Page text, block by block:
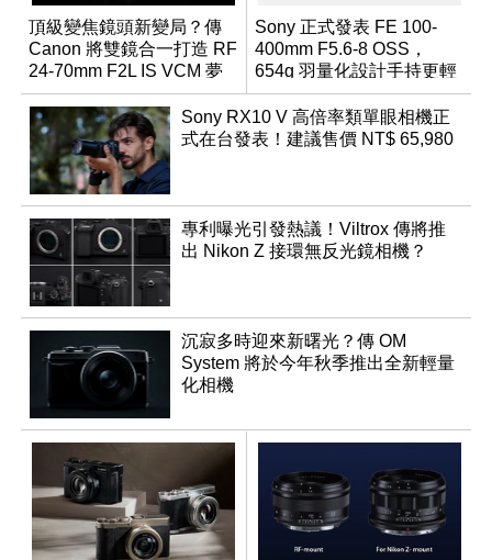
頂級變焦鏡頭新變局？傳
Canon 將雙鏡合一打造 RF
24-70mm F2L IS VCM 夢
幻規格
Sony 正式發表 FE 100-
400mm F5.6-8 OSS，
654g 羽量化設計手持更輕
鬆
Sony RX10 V 高倍率類單眼相機正
式在台發表！建議售價 NT$ 65,980
專利曝光引發熱議！Viltrox 傳將推
出 Nikon Z 接環無反光鏡相機？
沉寂多時迎來新曙光？傳 OM
System 將於今年秋季推出全新輕量
化相機